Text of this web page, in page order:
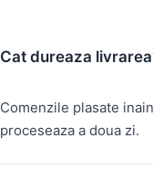
Cat dureaza
Comenzile plasate
proceseaza a doua zi.